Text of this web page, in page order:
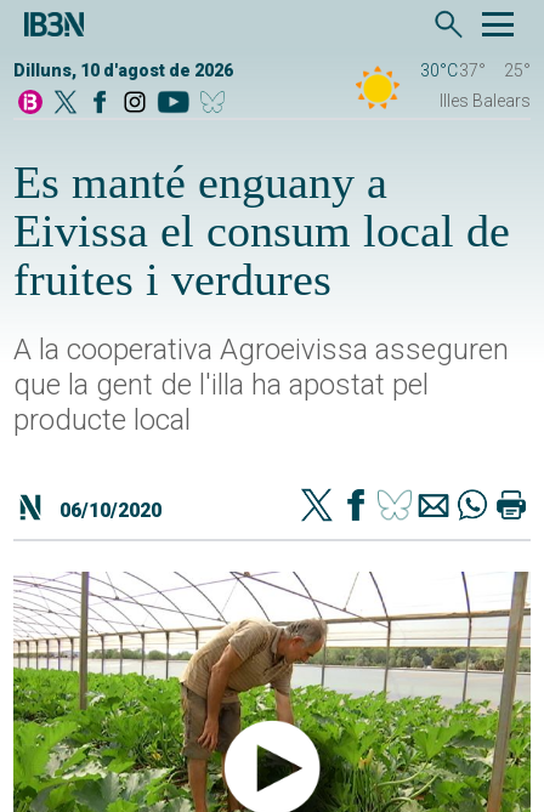
Dilluns, 10 d'agost de 2026 30°C37°
25°
Illes Balears
Es manté enguany a
Eivissa el consum local de
fruites i verdures
A la cooperativa Agroeivissa asseguren
que la gent de l'illa ha apostat pel
producte local
06/10/2020